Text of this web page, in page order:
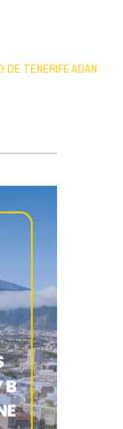
DE TENERIFE ADÁN